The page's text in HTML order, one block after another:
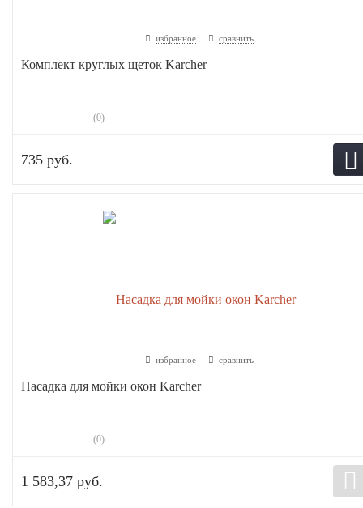
избранное сравнить
Комплект круглых щеток Karcher
(0)
735 руб.
избранное сравнить
Насадка для мойки окон Karcher
(0)
1 583,37 руб.